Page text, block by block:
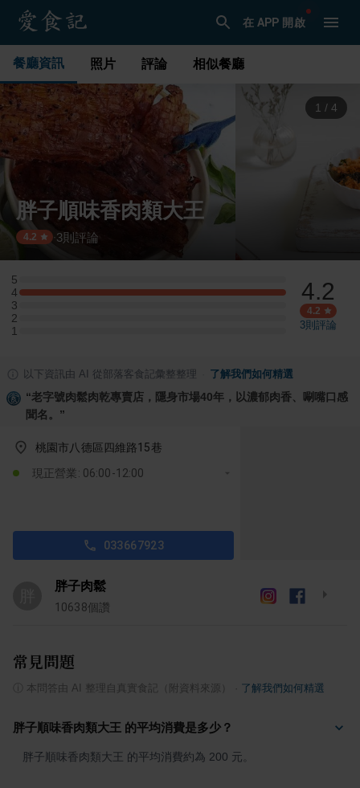
在 APP 開啟
餐廳資訊 照片 評論 相似餐廳
1 / 4
胖子順味香肉類大王
4.2 ·3則評論
5
5 星：0 則評論
4
4 星：2 則評論
3
3 星：0 則評論
2
2 星：0 則評論
1
1 星：0 則評論
4.2
4.2
3則評論
以下資訊由 AI 從部落客食記彙整整理 了解我們如何精選
“老字號肉鬆肉乾專賣店，隱身市場40年，以濃郁肉香、唰嘴口感
聞名。 ”
桃園市八德區四維路15巷
現正營業: 06:00-12:00
033667923
胖子肉鬆
10638個讚
常見問題
本問答由 AI 整理自真實食記（附資料來源） 了解我們如何精選
胖子順味香肉類大王 的平均消費是多少？
胖子順味香肉類大王 的平均消費約為 200 元。